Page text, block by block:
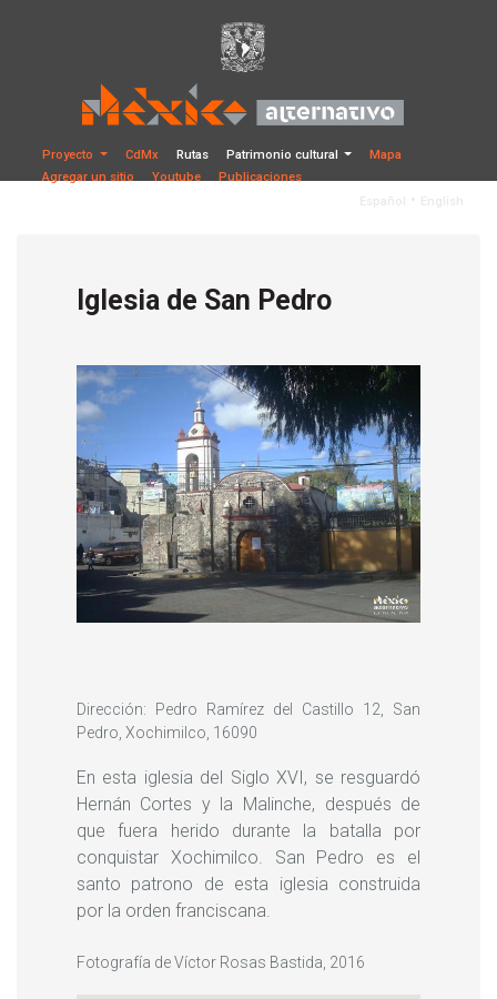
Proyecto CdMx Rutas Patrimonio cultural
Mapa
Agregar un sitio
Youtube
Publicaciones
Iglesia de San Pedro
Dirección: Pedro Ramírez del Castillo 12, San
Pedro, Xochimilco, 16090
En esta iglesia del Siglo XVI, se resguardó
Hernán Cortes y la Malinche, después de
que fuera herido durante la batalla por
conquistar Xochimilco. San Pedro es el
santo patrono de esta iglesia construida
por la orden franciscana.
Fotografía de Víctor Rosas Bastida, 2016